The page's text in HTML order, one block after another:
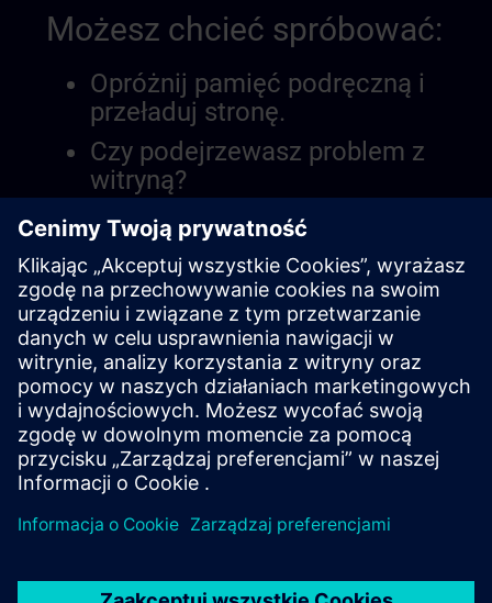
Możesz chcieć spróbować:
Opróżnij pamięć podręczną i
przeładuj stronę.
Czy podejrzewasz problem z
witryną?
Zgłoś problem